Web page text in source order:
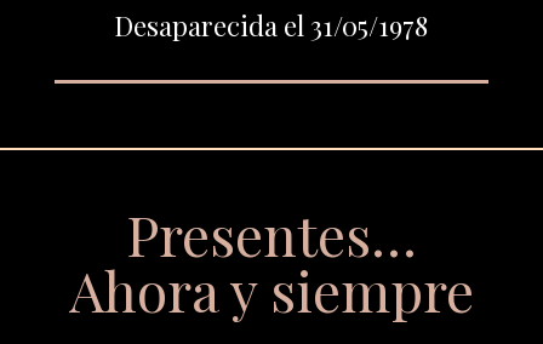
Desaparecida el 31/05/1978
Presentes…
Ahora y siempre